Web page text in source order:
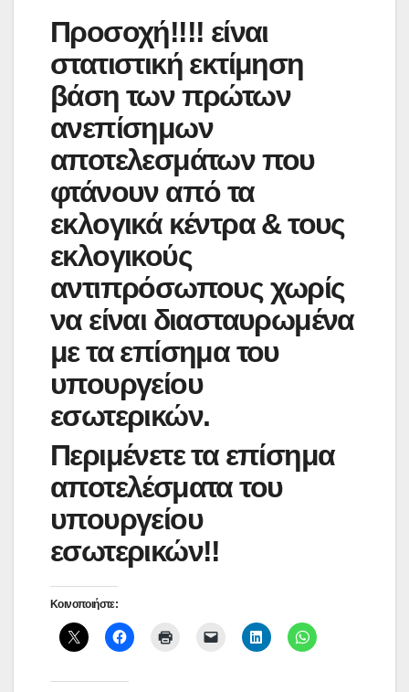
Προσοχή!!!! είναι
στατιστική εκτίμηση
βάση των πρώτων
ανεπίσημων
αποτελεσμάτων που
φτάνουν από τα
εκλογικά κέντρα & τους
εκλογικούς
αντιπρόσωπους χωρίς
να είναι διασταυρωμένα
με τα επίσημα του
υπουργείου
εσωτερικών.
Περιμένετε τα επίσημα
αποτελέσματα του
υπουργείου
εσωτερικών!!
Κοινοποιήστε: